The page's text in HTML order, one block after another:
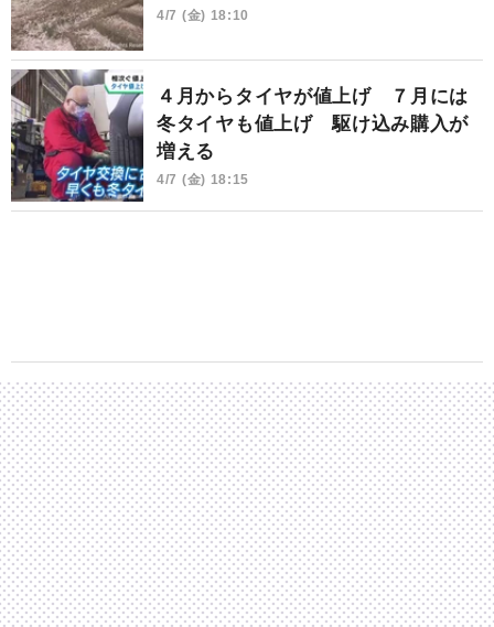
4/7 (金) 18:10
４月からタイヤが値上げ ７月には
冬タイヤも値上げ 駆け込み購入が
増える
4/7 (金) 18:15